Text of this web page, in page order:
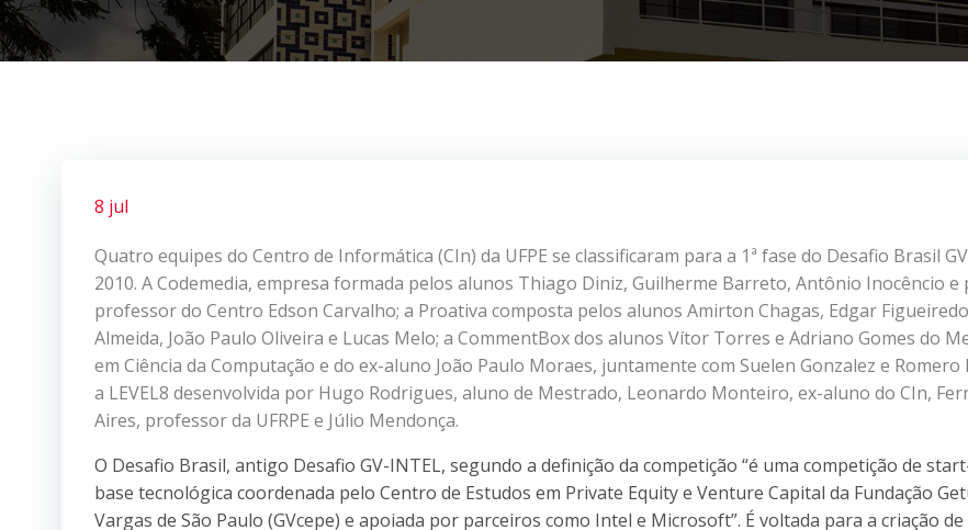
8 jul
Quatro equipes do Centro de Informática (CIn) da UFPE se classificaram para a 1ª fase do Desafio Brasil
2010. A Codemedia, empresa formada pelos alunos Thiago Diniz, Guilherme Barreto, Antônio Inocêncio e
professor do Centro Edson Carvalho; a Proativa composta pelos alunos Amirton Chagas, Edgar
Almeida, João Paulo Oliveira e Lucas Melo; a CommentBox dos alunos Vítor Torres e Adriano Gomes do
em Ciência da Computação e do ex-aluno João Paulo Moraes, juntamente com Suelen Gonzalez e Romero
a LEVEL8 desenvolvida por Hugo Rodrigues, aluno de Mestrado, Leonardo Monteiro, ex-aluno do CIn,
Aires, professor da UFRPE e Júlio Mendonça.
O Desafio Brasil, antigo Desafio GV-INTEL, segundo a definição da competição “é uma competição de
base tecnológica coordenada pelo Centro de Estudos em Private Equity e Venture Capital da Fundação
Vargas de São Paulo (GVcepe) e apoiada por parceiros como Intel e Microsoft”. É voltada para a criação